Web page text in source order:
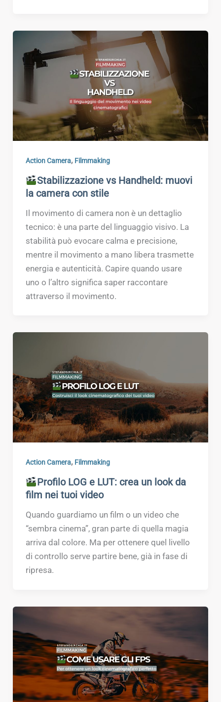
Action Camera, Filmmaking
Stabilizzazione vs Handheld: muovi
la camera con stile
Il movimento di camera non è un dettaglio
tecnico: è una parte del linguaggio visivo. La
stabilità può evocare calma e precisione,
mentre il movimento a mano libera trasmette
energia e autenticità. Capire quando usare
uno o l’altro significa saper raccontare
attraverso il movimento.
Action Camera, Filmmaking
Profilo LOG e LUT: crea un look da
film nei tuoi video
Quando guardiamo un film o un video che
“sembra cinema”, gran parte di quella magia
arriva dal colore. Ma per ottenere quel livello
di controllo serve partire bene, già in fase di
ripresa.